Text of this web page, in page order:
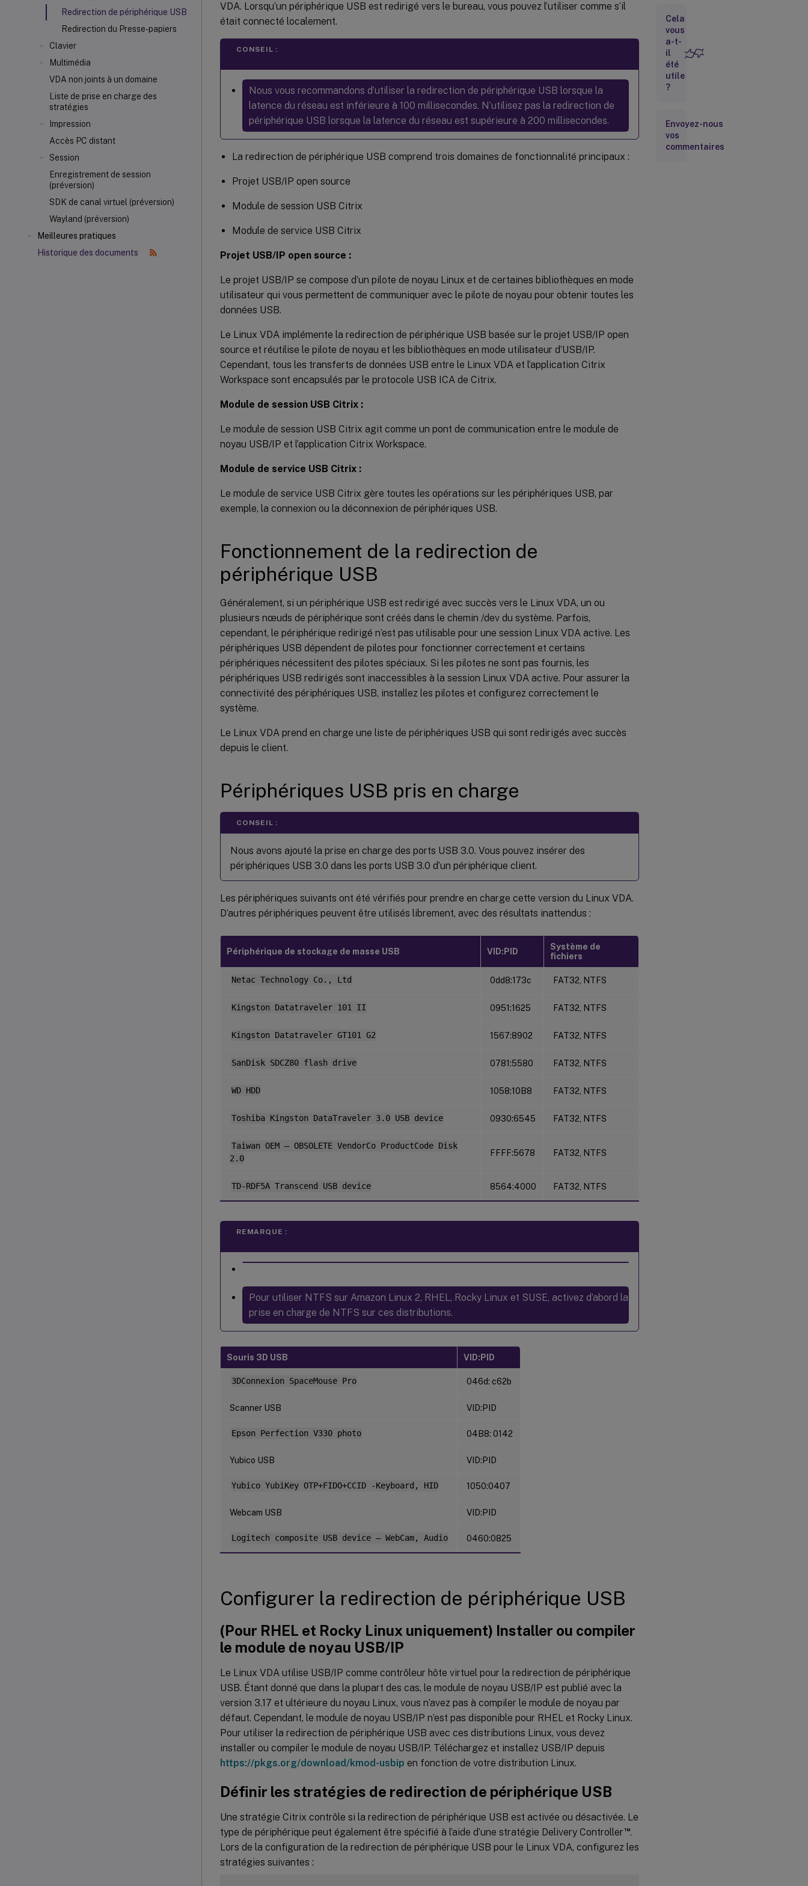
Redirection de périphérique USB
Redirection du Presse-papiers
Clavier
Multimédia
VDA non joints à un domaine
Liste de prise en charge des
stratégies
Impression
Accès PC distant
Session
Enregistrement de session
(préversion)
SDK de canal virtuel (préversion)
Wayland (préversion)
Meilleures pratiques
Historique des documents
VDA. Lorsqu’un périphérique USB est redirigé vers le bureau, vous pouvez l’utiliser comme s’il
était connecté localement.
CONSEIL :
Nous vous recommandons d’utiliser la redirection de périphérique USB lorsque la
latence du réseau est inférieure à 100 millisecondes. N’utilisez pas la redirection de
périphérique USB lorsque la latence du réseau est supérieure à 200 millisecondes.
La redirection de périphérique USB comprend trois domaines de fonctionnalité principaux :
Projet USB/IP open source
Module de session USB Citrix
Module de service USB Citrix
Projet USB/IP open source :
Le projet USB/IP se compose d’un pilote de noyau Linux et de certaines bibliothèques en mode
utilisateur qui vous permettent de communiquer avec le pilote de noyau pour obtenir toutes les
données USB.
Le Linux VDA implémente la redirection de périphérique USB basée sur le projet USB/IP open
source et réutilise le pilote de noyau et les bibliothèques en mode utilisateur d’USB/IP.
Cependant, tous les transferts de données USB entre le Linux VDA et l’application Citrix
Workspace sont encapsulés par le protocole USB ICA de Citrix.
Module de session USB Citrix :
Le module de session USB Citrix agit comme un pont de communication entre le module de
noyau USB/IP et l’application Citrix Workspace.
Module de service USB Citrix :
Le module de service USB Citrix gère toutes les opérations sur les périphériques USB, par
exemple, la connexion ou la déconnexion de périphériques USB.
Fonctionnement de la redirection de
périphérique USB
Généralement, si un périphérique USB est redirigé avec succès vers le Linux VDA, un ou
plusieurs nœuds de périphérique sont créés dans le chemin /dev du système. Parfois,
cependant, le périphérique redirigé n’est pas utilisable pour une session Linux VDA active. Les
périphériques USB dépendent de pilotes pour fonctionner correctement et certains
périphériques nécessitent des pilotes spéciaux. Si les pilotes ne sont pas fournis, les
périphériques USB redirigés sont inaccessibles à la session Linux VDA active. Pour assurer la
connectivité des périphériques USB, installez les pilotes et configurez correctement le
système.
Le Linux VDA prend en charge une liste de périphériques USB qui sont redirigés avec succès
depuis le client.
Périphériques USB pris en charge
CONSEIL :
Nous avons ajouté la prise en charge des ports USB 3.0. Vous pouvez insérer des
périphériques USB 3.0 dans les ports USB 3.0 d’un périphérique client.
Les périphériques suivants ont été vérifiés pour prendre en charge cette version du Linux VDA.
D’autres périphériques peuvent être utilisés librement, avec des résultats inattendus :
Périphérique de stockage de masse USB VID:PID
Système de
fichiers
Netac Technology Co., Ltd 0dd8:173c FAT32, NTFS
Kingston Datatraveler 101 II 0951:1625 FAT32, NTFS
Kingston Datatraveler GT101 G2 1567:8902 FAT32, NTFS
SanDisk SDCZ80 flash drive 0781:5580 FAT32, NTFS
WD HDD 1058:10B8 FAT32, NTFS
Toshiba Kingston DataTraveler 3.0 USB device 0930:6545 FAT32, NTFS
Taiwan OEM – OBSOLETE VendorCo ProductCode Disk
2.0
FFFF:5678 FAT32, NTFS
TD-RDF5A Transcend USB device 8564:4000 FAT32, NTFS
REMARQUE :
Pour utiliser NTFS sur Amazon Linux 2, RHEL, Rocky Linux et SUSE, activez d’abord la
prise en charge de NTFS sur ces distributions.
Souris 3D USB VID:PID
3DConnexion SpaceMouse Pro 046d: c62b
Scanner USB VID:PID
Epson Perfection V330 photo 04B8: 0142
Yubico USB VID:PID
Yubico YubiKey OTP+FIDO+CCID -Keyboard, HID 1050:0407
Webcam USB VID:PID
Logitech composite USB device – WebCam, Audio 0460:0825
Configurer la redirection de périphérique USB
(Pour RHEL et Rocky Linux uniquement) Installer ou compiler
le module de noyau USB/IP
Le Linux VDA utilise USB/IP comme contrôleur hôte virtuel pour la redirection de périphérique
USB. Étant donné que dans la plupart des cas, le module de noyau USB/IP est publié avec la
version 3.17 et ultérieure du noyau Linux, vous n’avez pas à compiler le module de noyau par
défaut. Cependant, le module de noyau USB/IP n’est pas disponible pour RHEL et Rocky Linux.
Pour utiliser la redirection de périphérique USB avec ces distributions Linux, vous devez
installer ou compiler le module de noyau USB/IP. Téléchargez et installez USB/IP depuis
https://pkgs.org/download/kmod-usbip en fonction de votre distribution Linux.
Définir les stratégies de redirection de périphérique USB
Une stratégie Citrix contrôle si la redirection de périphérique USB est activée ou désactivée. Le
type de périphérique peut également être spécifié à l’aide d’une stratégie Delivery Controller™.
Lors de la configuration de la redirection de périphérique USB pour le Linux VDA, configurez les
stratégies suivantes :
redirection
de
périphérique
USB
(Pour RHEL
et Rocky
compiler le
module de
noyau
USB/IP
Cela
vous
a-t-
il
été
utile
?
Envoyez-nous
vos
commentaires